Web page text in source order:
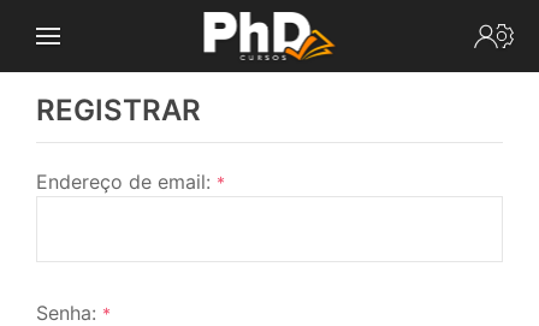
REGISTRAR
Endereço de email: *
Senha: *